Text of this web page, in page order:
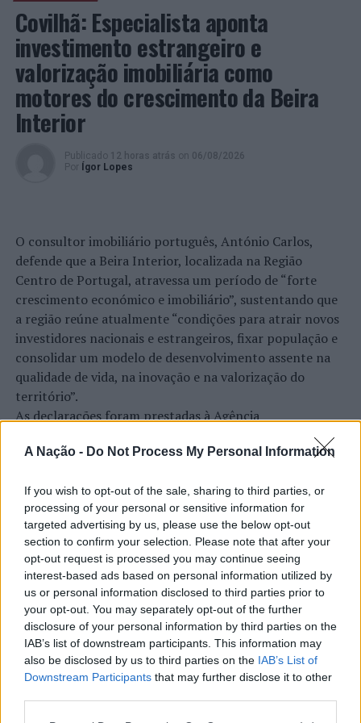
A Nação - Do Not Process My Personal Information
If you wish to opt-out of the sale, sharing to third parties, or
processing of your personal or sensitive information for
targeted advertising by us, please use the below opt-out
section to confirm your selection. Please note that after your
opt-out request is processed you may continue seeing
interest-based ads based on personal information utilized by
us or personal information disclosed to third parties prior to
your opt-out. You may separately opt-out of the further
disclosure of your personal information by third parties on the
IAB’s list of downstream participants. This information may
also be disclosed by us to third parties on the IAB’s List of
Downstream Participants that may further disclose it to other
internacional e contactar com a cultura e as tradições
britânicas.”
Carolina Jiménez, responsável da Educação no
Council Espanha, considera que as universidades
britânicas são reconhecidas mundialmente pela sua
qualidade e nível de internacionalização. Os estudantes
alojamento universitário e partilharão experiências com
alunos de todo o mundo – uma oportunidade única, que
Banco Santander e o seu compromisso em apoiar o
ensino superior
O Banco Santander mantém um firme compromisso
com o progresso e com o crescimento inclusivo e
sustentável, através de um investimento pioneiro e
sólido no ensino superior através do Santander
Universidades. Este compromisso dura há 25 anos e
distingue o banco de outras entidades financeiras. O
Banco Santander já distribuiu mais de 2,100 milhões de
euros e atribuiu mais de 790 mil bolsas e apoios para
concretizar este compromisso.
OBritish Councilé a organização internacional do Reino
Unido para as relações culturais e as oportunidades
educativas. Apoiamos paz e prosperidade criando
conexões, compreensão e confiança entre a população
do Reino Unido e a do mundo inteiro. Fazemo-lo através
do nosso trabalho em artes e cultura, na educação e na
língua inglesa. Trabalhamos com pessoas em mais de
200 países e territórios e estamos no terreno em mais
de 100 países. Em 2021-22, chegámos a 650 milhões de
Covilhã: Especialista aponta
investimento estrangeiro e
valorização imobiliária como
motores do crescimento da Beira
Interior
Publicado 12 horas atrás on 06/08/2026
Por
Ígor Lopes
O consultor imobiliário português, António Carlos,
defende que a Beira Interior, localizada na Região
Centro de Portugal, atravessa um período de “forte
crescimento económico e imobiliário”, sustentando que
a região reúne atualmente “condições para atrair novos
investidores nacionais e estrangeiros, fixar população e
consolidar um modelo de desenvolvimento assente na
qualidade de vida, na inovação e na valorização do
território”.
As declarações foram prestadas à Agência
Incomparáveis no âmbito de mais uma edição da Feira de
São Tiago, que decorreu entre os dias 16 e 26 de julho,
certames populares de Portugal. Com origens medievais
e realizada anualmente na “Cidade Neve”, a feira conjuga
tradição, atividade económica, comércio, gastronomia,
animação cultural e divulgação empresarial,
constituindo um dos principais momentos de promoção
do município e da Beira Interior.
Para António Carlos, o crescimento alcançado ao longo
dos últimos anos representa o cumprimento dos
objetivos que traçou quando iniciou o seu percurso no
setor imobiliário. O empresário considera que o
reconhecimento conquistado resulta da proximidade
CONTINUAR A LER
ATUALIDADE
Rio de Janeiro: Governo do Estado
propõe parceria com a FUNCEX para
“reforçar inteligência sobre
comércio exterior”